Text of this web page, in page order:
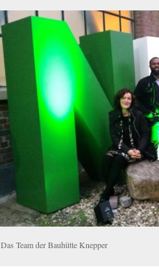
Das Team der Bauhütte Knepper